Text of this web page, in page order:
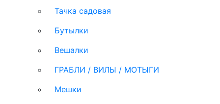
Тачка садовая
Бутылки
Вешалки
ГРАБЛИ / ВИЛЫ / МОТЫГИ
Мешки